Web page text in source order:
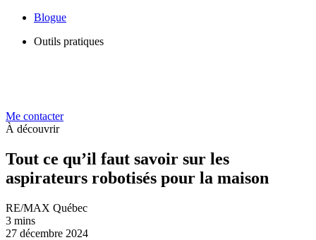
Blogue
Outils pratiques
Me contacter
À découvrir
Tout ce qu’il faut savoir sur les
aspirateurs robotisés pour la maison
RE/MAX Québec
3 mins
27 décembre 2024